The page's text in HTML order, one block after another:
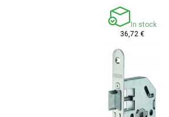
In stock
36,72 €